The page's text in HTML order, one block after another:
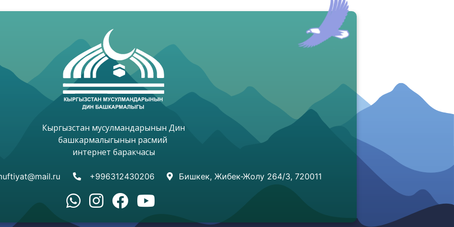
Кыргызстан мусулмандарынын Дин
башкармалыгынын расмий
интернет баракчасы
+996312430206 Бишкек, Жибек-Жолу 264/3, 720011